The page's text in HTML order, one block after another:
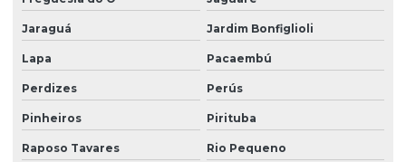
Jaraguá Jardim Bonfiglioli
Lapa Pacaembú
Perdizes Perús
Pinheiros Pirituba
Raposo Tavares Rio Pequeno